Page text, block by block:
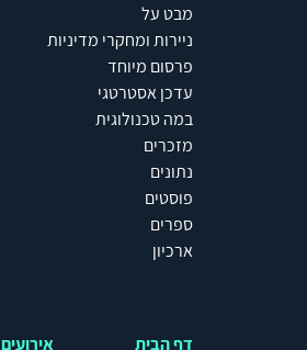
מבט על
ניירות ומחקרי מדיניות
פרסום מיוחד
עדכן אסטרטגי
במה טכנולוגית
מזכרים
נתונים
פוסטים
ספרים
ארכיון
דף הבית אירועים